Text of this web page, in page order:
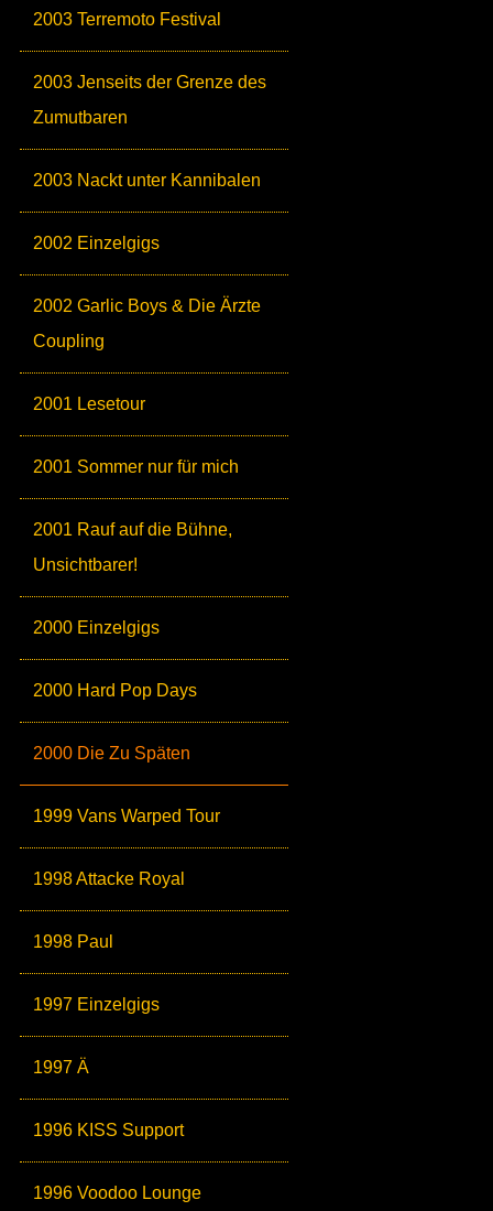
2003 Terremoto Festival
2003 Jenseits der Grenze des
Zumutbaren
2003 Nackt unter Kannibalen
2002 Einzelgigs
2002 Garlic Boys & Die Ärzte
Coupling
2001 Lesetour
2001 Sommer nur für mich
2001 Rauf auf die Bühne,
Unsichtbarer!
2000 Einzelgigs
2000 Hard Pop Days
2000 Die Zu Späten
1999 Vans Warped Tour
1998 Attacke Royal
1998 Paul
1997 Einzelgigs
1997 Ä
1996 KISS Support
1996 Voodoo Lounge